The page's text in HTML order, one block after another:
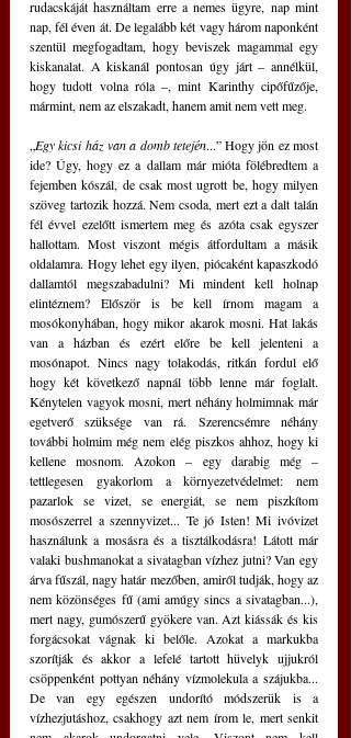
rudacskáját használtam erre a nemes ügyre, nap mint
nap, fél éven át. De legalább két vagy három naponként
szentül megfogadtam, hogy beviszek magammal egy
kiskanalat. A kiskanál pontosan úgy járt – annélkül,
hogy tudott volna róla –, mint Karinthy cipőfűzője,
mármint, nem az elszakadt, hanem amit nem vett meg.
„ Egy kicsi ház van a domb tetején...” Hogy jön ez most
ide? Úgy, hogy ez a dallam már mióta fölébredtem a
fejemben kószál, de csak most ugrott be, hogy milyen
szöveg tartozik hozzá. Nem csoda, mert ezt a dalt talán
fél évvel ezelőtt ismertem meg és azóta csak egyszer
hallottam. Most viszont mégis átfordultam a másik
oldalamra. Hogy lehet egy ilyen, piócaként kapaszkodó
dallamtól megszabadulni? Mi mindent kell holnap
elintéznem? Először is be kell írnom magam a
mosókonyhában, hogy mikor akarok mosni. Hat lakás
van a házban és ezért előre be kell jelenteni a
mosónapot. Nincs nagy tolakodás, ritkán fordul elő
hogy két következő napnál több lenne már foglalt.
Kénytelen vagyok mosni, mert néhány holmimnak már
egetverő szüksége van rá. Szerencsémre néhány
további holmim még nem elég piszkos ahhoz, hogy ki
kellene mosnom. Azokon – egy darabig még –
tettlegesen gyakorlom a környezetvédelmet: nem
pazarlok se vizet, se energiát, se nem piszkítom
mosószerrel a szennyvizet... Te jó Isten! Mi ivóvizet
használunk a mosásra és a tisztálkodásra! Látott már
valaki bushmanokat a sivatagban vízhez jutni? Van egy
árva fűszál, nagy határ mezőben, amiről tudják, hogy az
nem közönséges fű (ami amúgy sincs a sivatagban...),
mert nagy, gumószerű gyökere van. Azt kiássák és kis
forgácsokat vágnak ki belőle. Azokat a markukba
szorítják és akkor a lefelé tartott hüvelyk ujjukról
csöppenként pottyan néhány vízmolekula a szájukba...
De van egy egészen undorító módszerük is a
vízhezjutáshoz, csakhogy azt nem írom le, mert senkit